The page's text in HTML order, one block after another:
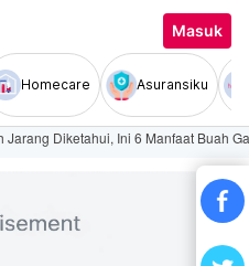
Masuk
Homecare Asuransiku
Jarang Diketahui, Ini 6 Manfaat Buah